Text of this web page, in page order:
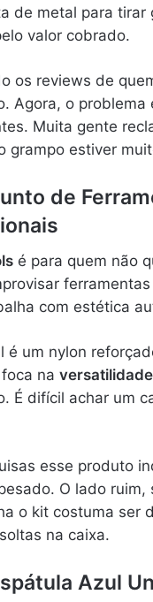
de metal para tirar
valor cobrado.
os reviews de
Agora, o
Muita gente
grampo estiver
de
é para quem não
com estética
é um nylon
na versatilidade
É difícil achar um
esse produto
O lado
o kit costuma ser
na caixa.
Azul